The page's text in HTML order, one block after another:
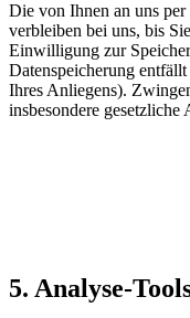
Die von Ihnen an uns
verbleiben bei uns, bis
Einwilligung zur
Datenspeicherung
Ihres Anliegens).
insbesondere
5. Analyse-